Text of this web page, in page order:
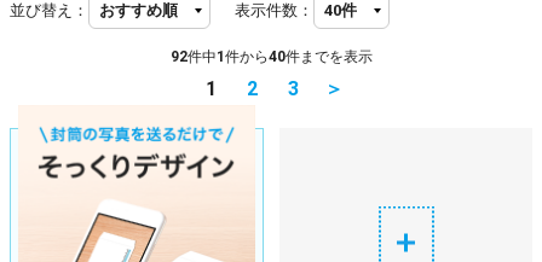
並び替え： 表示件数：
92件中1 件から40件までを表示
1 2 3 ＞